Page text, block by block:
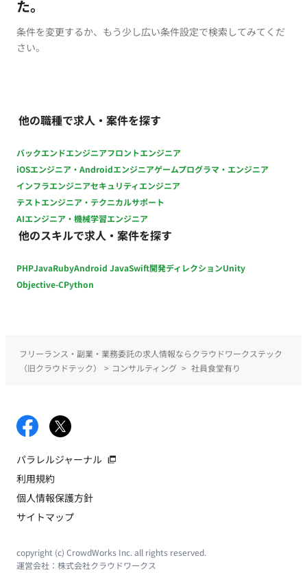
た。
条件を変更するか、もう少し広い条件設定で検索してみてくだ
さい。
他の職種で求人・案件を探す
バックエンドエンジニアフロントエンジニア
iOSエンジニア・Androidエンジニアゲームプログラマ・エンジニア
インフラエンジニアセキュリティエンジニア
テストエンジニア・テクニカルサポート
AIエンジニア・機械学習エンジニア
他のスキルで求人・案件を探す
PHPJavaRubyAndroid JavaSwift開発ディレクションUnity
Objective-CPython
フリーランス・副業・業務委託の求人情報ならクラウドワークステック
（旧クラウドテック）
> コンサルティング > 社員食堂有り
パラレルジャーナル
利用規約
個人情報保護方針
サイトマップ
copyright (c) CrowdWorks Inc. all rights reserved.
運営会社： 株式会社クラウドワークス